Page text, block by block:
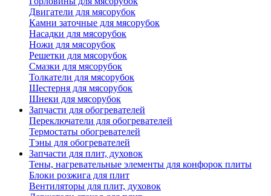
Двигатели для мясорубок
Камни заточные для мясорубок
Насадки для мясорубок
Ножи для мясорубок
Решетки для мясорубок
Смазки для мясорубок
Толкатели для мясорубок
Шестерня для мясорубок
Шнеки для мясорубок
Запчасти для обогревателей
Переключатели для обогревателей
Термостаты обогревателей
Тэны для обогревателей
Запчасти для плит, духовок
Тены, нагревательные элементы для конфорок плиты
Блоки розжига для плит
Вентиляторы для плит, духовок